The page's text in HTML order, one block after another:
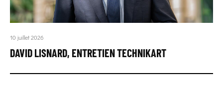
10 juillet 2026
DAVID LISNARD, ENTRETIEN TECHNIKART